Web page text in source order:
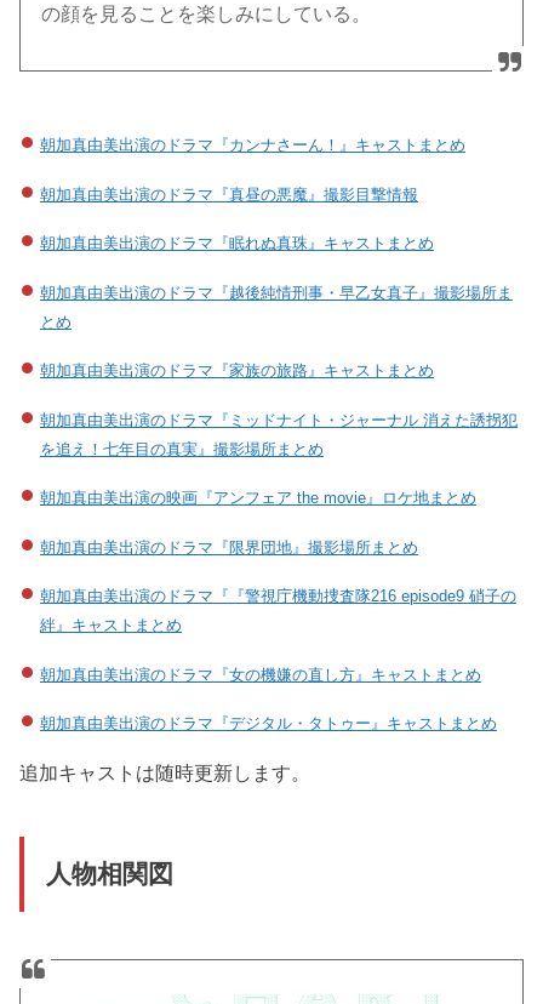
の顔を見ることを楽しみにしている。
朝加真由美出演のドラマ『カンナさーん！』キャストまとめ
朝加真由美出演のドラマ『真昼の悪魔』撮影目撃情報
朝加真由美出演のドラマ『眠れぬ真珠』キャストまとめ
朝加真由美出演のドラマ『越後純情刑事・早乙女真子』撮影場所ま
とめ
朝加真由美出演のドラマ『家族の旅路』キャストまとめ
朝加真由美出演のドラマ『ミッドナイト・ジャーナル 消えた誘拐犯
を追え！七年目の真実』撮影場所まとめ
朝加真由美出演の映画『アンフェア the movie』ロケ地まとめ
朝加真由美出演のドラマ『限界団地』撮影場所まとめ
朝加真由美出演のドラマ『『警視庁機動捜査隊216 episode9 硝子の
絆』キャストまとめ
朝加真由美出演のドラマ『女の機嫌の直し方』キャストまとめ
朝加真由美出演のドラマ『デジタル・タトゥー』キャストまとめ
追加キャストは随時更新します。
人物相関図